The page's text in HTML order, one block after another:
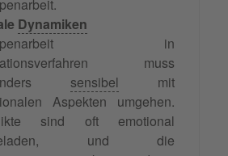
Dynamiken
in
muss
sensibel mit
Aspekten umgehen.
sind oft emotional
und die